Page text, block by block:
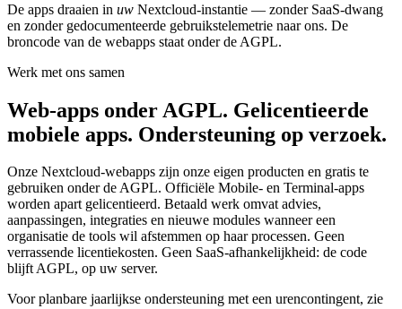
De apps draaien in uw Nextcloud-instantie — zonder SaaS-dwang
en zonder gedocumenteerde gebruikstelemetrie naar ons. De
broncode van de webapps staat onder de AGPL.
Werk met ons samen
Web-apps onder AGPL. Gelicentieerde
mobiele apps. Ondersteuning op verzoek.
Onze Nextcloud-webapps zijn onze eigen producten en gratis te
gebruiken onder de AGPL. Officiële Mobile- en Terminal-apps
worden apart gelicentieerd. Betaald werk omvat advies,
aanpassingen, integraties en nieuwe modules wanneer een
organisatie de tools wil afstemmen op haar processen. Geen
verrassende licentiekosten. Geen SaaS-afhankelijkheid: de code
blijft AGPL, op uw server.
Voor planbare jaarlijkse ondersteuning met een urencontingent, zie